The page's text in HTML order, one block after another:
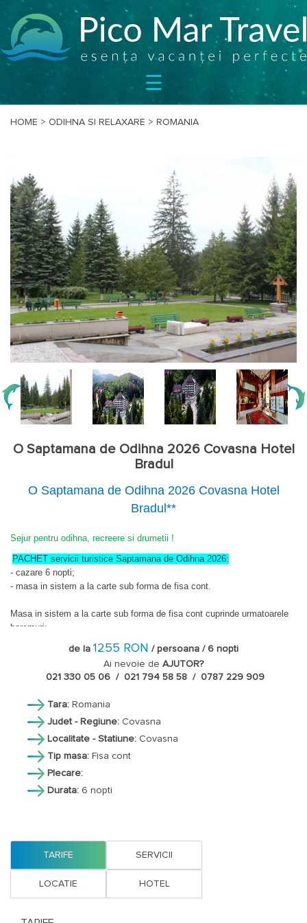
☰
SEJURURI
BILETE
BLOG
DESPRE
NOI
CONTACT
HOME > ODIHNA SI RELAXARE > ROMANIA
O Saptamana de Odihna 2026 Covasna Hotel
Bradul
O Saptamana de Odihna 2026 Covasna Hotel
Bradul**
Sejur pentru odihna, recreere si drumetii !
PACHET servicii turistice Saptamana de Odihna 2026:
- cazare 6 nopti;
- masa in sistem a la carte sub forma de fisa cont.
Masa in sistem a la carte sub forma de fisa cont cuprinde urmatoarele
baremuri:
- 65 lei/zi/persoana in pentru sejur in perioadele 01.05 -30.06.2026 si
01.10 -15.12.2026;
- 70 lei/zi/persoana in pentru sejur in perioada 01.07 -30.09.2026.
Reduceri copii:
- 1 copil 0-9,99 ani, cazat in camera cu 2 adulti, beneficiaza de
gratuitate la cazare, fara pat suplimentar si fara masa.
- pat suplimentar pliant : 55 lei/zi.
ora 11.00.
de la 1255 RON / persoana / 6 nopti
Ai nevoie de AJUTOR?
021 330 05 06 / 021 794 58 58 / 0787 229 909
Tara: Romania
Judet - Regiune: Covasna
Localitate - Statiune: Covasna
Tip masa: Fisa cont
Plecare:
Durata: 6 nopti
TARIFE SERVICII
LOCATIE HOTEL